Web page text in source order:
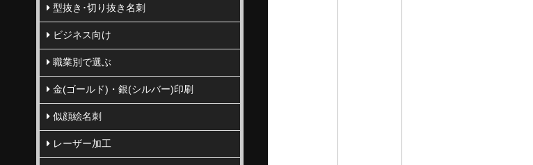
型抜き･切り抜き名刺
ビジネス向け
職業別で選ぶ
金(ゴールド)・銀(シルバー)印刷
似顔絵名刺
レーザー加工